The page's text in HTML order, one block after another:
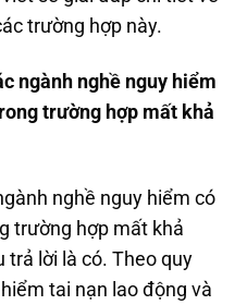
trường hợp này.
ngành nghề nguy hiểm
trường hợp mất khả
nghề nguy hiểm có
trường hợp mất khả
trả lời là có. Theo quy
tai nạn lao động và